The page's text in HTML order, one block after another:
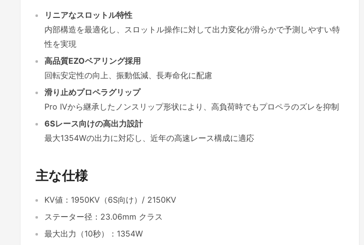
リニアなスロットル特性
内部構造を最適化し、スロットル操作に対して出力変化が滑らかで予測しやすい特
性を実現
高品質EZOベアリング採用
回転安定性の向上、振動低減、長寿命化に配慮
滑り止めプロペラグリップ
Pro IVから継承したノンスリップ形状により、高負荷時でもプロペラのズレを抑制
6Sレース向けの高出力設計
最大1354Wの出力に対応し、近年の高速レース構成に適応
主な仕様
KV値：1950KV（6S向け）/ 2150KV
ステーター径：23.06mm クラス
最大出力（10秒）：1354W